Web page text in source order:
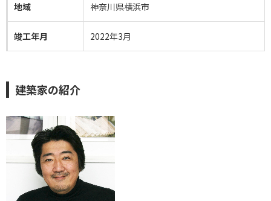
地域 神奈川県横浜市
竣工年月 2022年3月
建築家の紹介